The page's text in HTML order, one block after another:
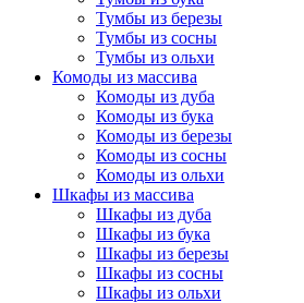
Тумбы из березы
Тумбы из сосны
Тумбы из ольхи
Комоды из массива
Комоды из дуба
Комоды из бука
Комоды из березы
Комоды из сосны
Комоды из ольхи
Шкафы из массива
Шкафы из дуба
Шкафы из бука
Шкафы из березы
Шкафы из сосны
Шкафы из ольхи